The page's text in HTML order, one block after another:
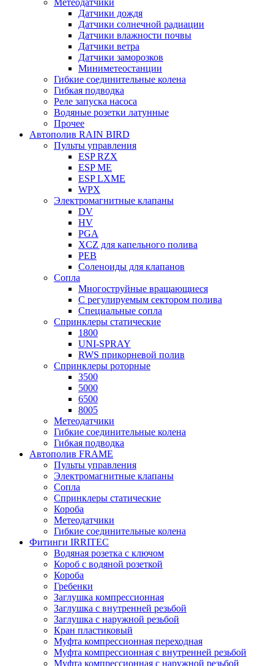
Датчики дождя
Датчики солнечной радиации
Датчики влажности почвы
Датчики ветра
Датчики заморозков
Миниметеостанции
Гибкие соединительные колена
Гибкая подводка
Реле запуска насоса
Водяные розетки латунные
Прочее
Автополив RAIN BIRD
Пульты управления
ESP RZX
ESP ME
ESP LXME
WPX
Электромагнитные клапаны
DV
HV
PGA
XCZ для капельного полива
PEB
Соленоиды для клапанов
Сопла
Многоструйные вращающиеся
С регулируемым сектором полива
Специальные сопла
Спринклеры статические
1800
UNI-SPRAY
RWS прикорневой полив
Спринклеры роторные
3500
5000
6500
8005
Метеодатчики
Гибкие соединительные колена
Гибкая подводка
Автополив FRAME
Пульты управления
Электромагнитные клапаны
Сопла
Спринклеры статические
Короба
Метеодатчики
Гибкие соединительные колена
Фитинги IRRITEC
Водяная розетка с ключом
Короб с водяной розеткой
Короба
Гребенки
Заглушка компрессионная
Заглушка с внутренней резьбой
Заглушка с наружной резьбой
Кран пластиковый
Муфта компрессионная переходная
Муфта компрессионная с внутренней резьбой
Муфта компрессионная с наружной резьбой